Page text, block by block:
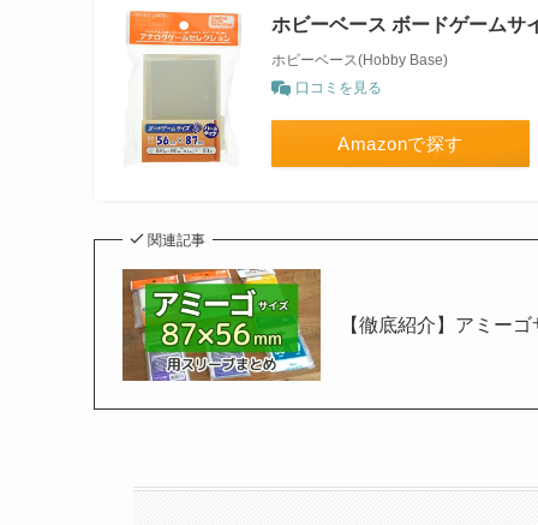
ホビーベース ボードゲームサ
ホビーベース(Hobby Base)
口コミを見る
Amazonで探す
関連記事
【徹底紹介】アミー